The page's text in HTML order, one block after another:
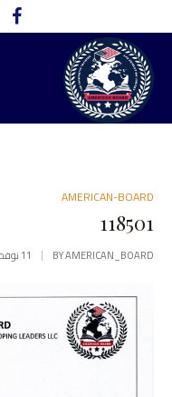
AMERICAN-BOARD
118501
BYAMERICAN_BOARD 11 نوفمبر، 2024